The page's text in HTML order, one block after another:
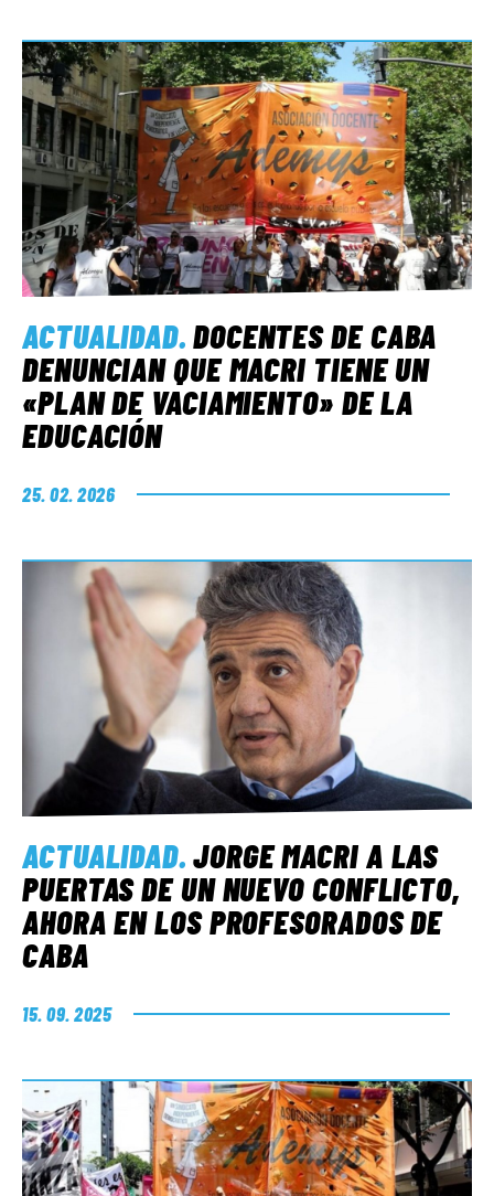
ACTUALIDAD.DOCENTES DE CABA
DENUNCIAN QUE MACRI TIENE UN
«PLAN DE VACIAMIENTO» DE LA
EDUCACIÓN
25. 02. 2026
ACTUALIDAD.JORGE MACRI A LAS
PUERTAS DE UN NUEVO CONFLICTO,
AHORA EN LOS PROFESORADOS DE
CABA
15. 09. 2025